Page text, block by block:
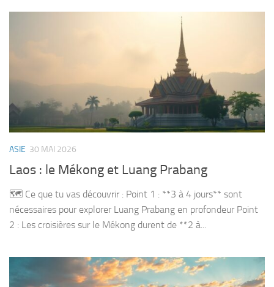
ASIE 30 MAI 2026
Laos : le Mékong et Luang Prabang
🗺️ Ce que tu vas découvrir : Point 1 : **3 à 4 jours** sont
nécessaires pour explorer Luang Prabang en profondeur Point
2 : Les croisières sur le Mékong durent de **2 à...